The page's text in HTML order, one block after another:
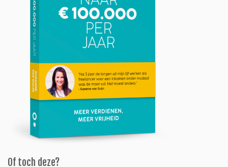
Of toch deze?